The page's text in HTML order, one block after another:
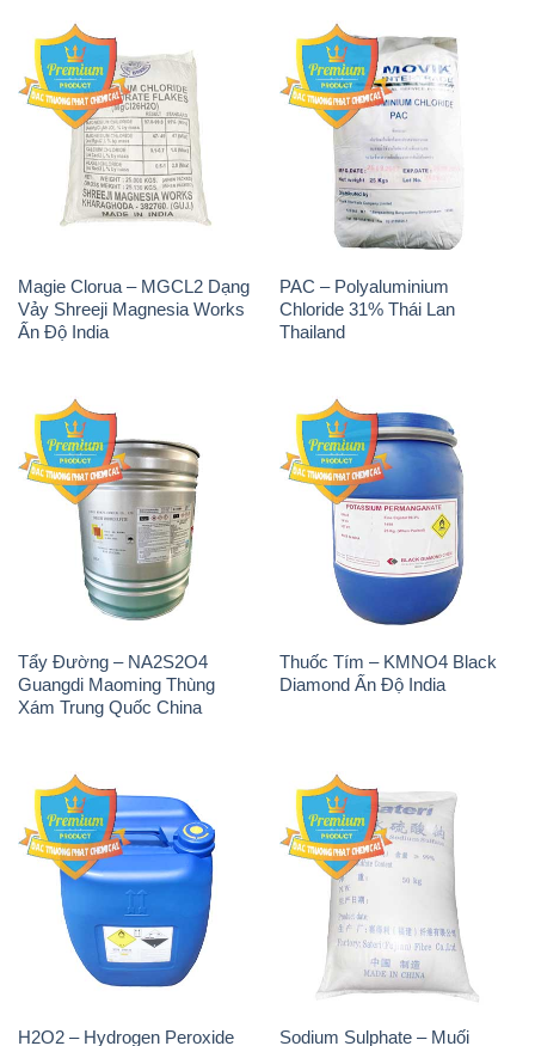
Magie Clorua – MGCL2 Dạng
Vảy Shreeji Magnesia Works
Ấn Độ India
PAC – Polyaluminium
Chloride 31% Thái Lan
Thailand
Tẩy Đường – NA2S2O4
Guangdi Maoming Thùng
Xám Trung Quốc China
Thuốc Tím – KMNO4 Black
Diamond Ấn Độ India
H2O2 – Hydrogen Peroxide
Sodium Sulphate – Muối